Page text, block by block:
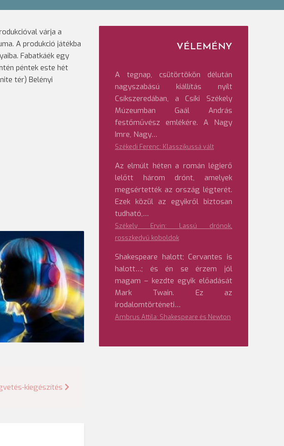
várja a
A produkció játékba
Fabatkáék egy
péntek este hét
tér) Belényi
kiegészítés
VÉLEMÉNY
A tegnap, csütörtökön délután
nagyszabású kiállítás nyílt
Csíkszeredában, a Csíki Székely
Múzeumban Gaál András
festőművész emlékére. A Nagy
Imre, Nagy…
Székedi Ferenc: Klasszikussá vált
Az elmúlt héten a román légierő
lelőtt három drónt, amelyek
megsértették az ország légterét.
Ezek közül az egyikről biztosan
tudható,…
Székely Ervin: Lassú drónok,
rosszkedvű koboldok
Shakespeare halott; Cervantes is
halott…; és én se érzem jól
magam – kezdte egyik előadását
Mark Twain. Ez az
irodalomtörténeti…
Ambrus Attila: Shakespeare és Newton